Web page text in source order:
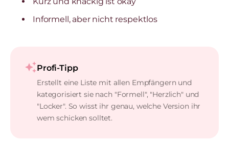
Informell, aber nicht respektlos
auto_awesomeProfi-Tipp
Erstellt eine Liste mit allen Empfängern und
kategorisiert sie nach "Formell", "Herzlich" und
"Locker". So wisst ihr genau, welche Version ihr
wem schicken solltet.